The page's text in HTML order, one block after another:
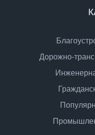
Дорожно-